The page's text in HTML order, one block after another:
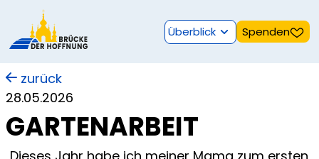
Spenden
Überblick
zurück
28.05.2026
GARTENARBEIT